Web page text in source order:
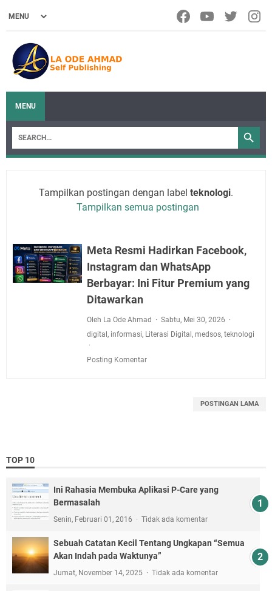
MENU
Tampilkan postingan dengan label teknologi.
Tampilkan semua postingan
Meta Resmi Hadirkan Facebook,
Instagram dan WhatsApp
Berbayar: Ini Fitur Premium yang
Ditawarkan
Oleh La Ode Ahmad
Sabtu, Mei 30, 2026
digital, informasi, Literasi Digital, medsos, teknologi
Posting Komentar
POSTINGAN LAMA
TOP 10
Ini Rahasia Membuka Aplikasi P-Care yang
Bermasalah
Senin, Februari 01, 2016 Tidak ada komentar
Sebuah Catatan Kecil Tentang Ungkapan “Semua
Akan Indah pada Waktunya”
Jumat, November 14, 2025 Tidak ada komentar